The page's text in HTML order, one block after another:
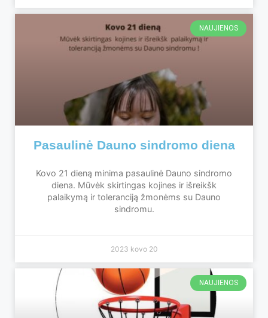
NAUJIENOS
Pasaulinė Dauno sindromo diena
Kovo 21 dieną minima pasaulinė Dauno sindromo
diena. Mūvėk skirtingas kojines ir išreikšk
palaikymą ir toleranciją žmonėms su Dauno
sindromu.
2023 kovo 20
NAUJIENOS